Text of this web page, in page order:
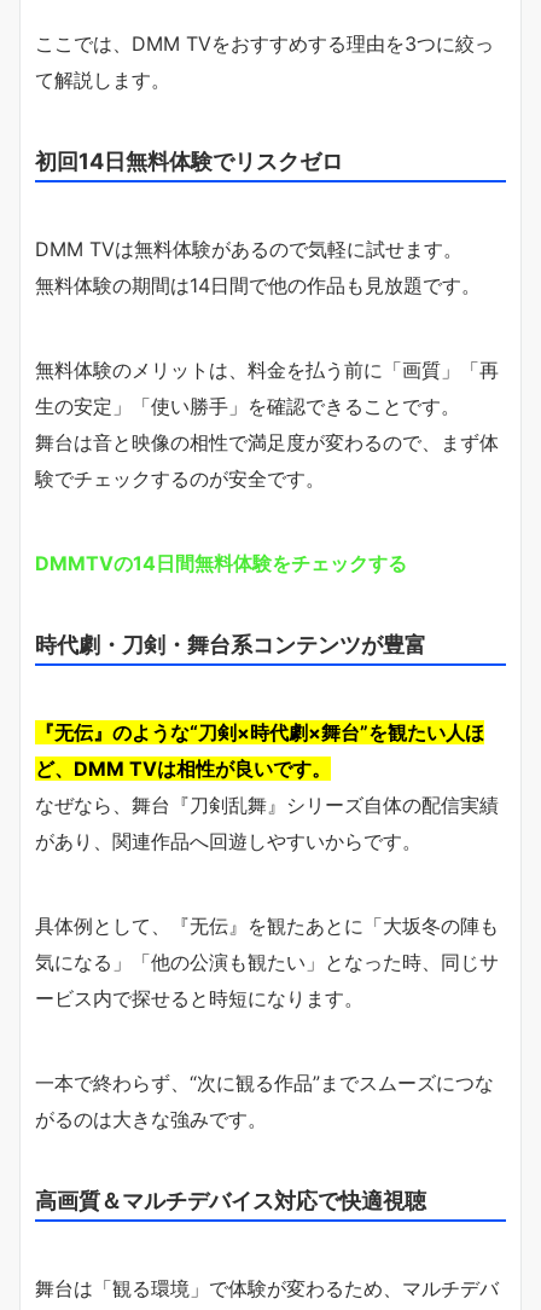
ここでは、DMM TVをおすすめする理由を3つに絞っ
て解説します。
初回14日無料体験でリスクゼロ
DMM TVは無料体験があるので気軽に試せます。
無料体験の期間は14日間で他の作品も見放題です。
無料体験のメリットは、料金を払う前に「画質」「再
生の安定」「使い勝手」を確認できることです。
舞台は音と映像の相性で満足度が変わるので、まず体
験でチェックするのが安全です。
DMMTVの14日間無料体験をチェックする
時代劇・刀剣・舞台系コンテンツが豊富
『无伝』のような“刀剣×時代劇×舞台”を観たい人ほ
ど、DMM TVは相性が良いです。
なぜなら、舞台『刀剣乱舞』シリーズ自体の配信実績
があり、関連作品へ回遊しやすいからです。
具体例として、『无伝』を観たあとに「大坂冬の陣も
気になる」「他の公演も観たい」となった時、同じサ
ービス内で探せると時短になります。
一本で終わらず、“次に観る作品”までスムーズにつな
がるのは大きな強みです。
高画質＆マルチデバイス対応で快適視聴
舞台は「観る環境」で体験が変わるため、マルチデバ